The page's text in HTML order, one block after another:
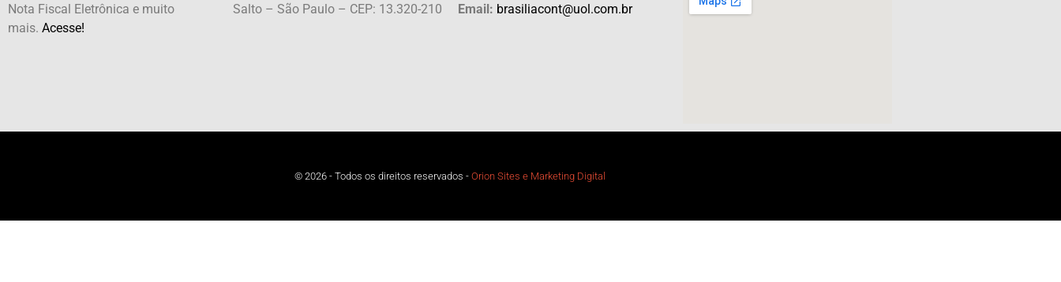
Nota Fiscal Eletrônica e muito
mais. Acesse!
Salto – São Paulo – CEP: 13.320-210
Email: brasiliacont@uol.com.br
© 2026 - Todos os direitos reservados - Orion Sites e Marketing Digital